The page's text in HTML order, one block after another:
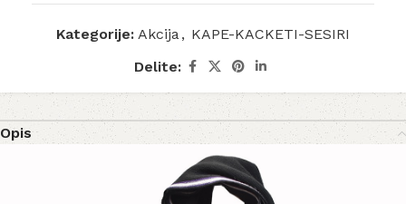
Kategorije: Akcija, KAPE-KACKETI-SESIRI
Delite:
Opis